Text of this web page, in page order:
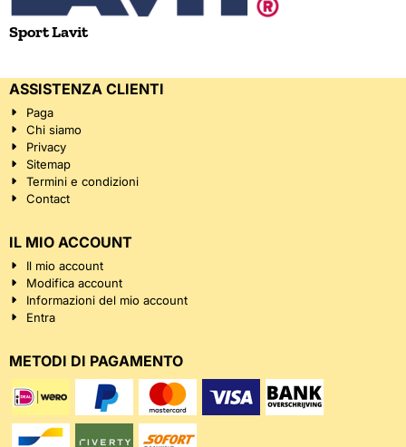
Sport Lavit
ASSISTENZA CLIENTI
Paga
Chi siamo
Privacy
Sitemap
Termini e condizioni
Contact
IL MIO ACCOUNT
Il mio account
Modifica account
Informazioni del mio account
Entra
METODI DI PAGAMENTO